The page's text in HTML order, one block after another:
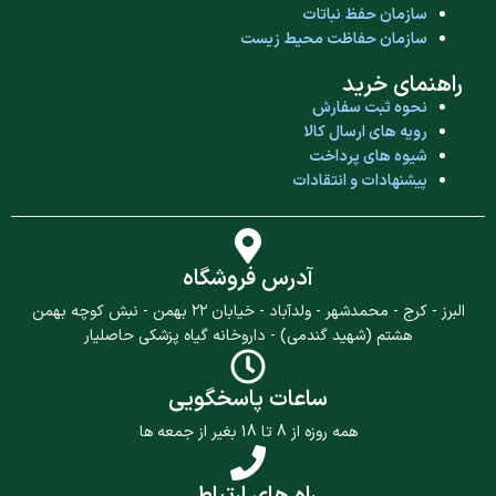
سازمان حفظ نباتات
سازمان حفاظت محیط زیست
راهنمای خرید
نحوه ثبت سفارش
رویه های ارسال کالا
شیوه های پرداخت
پیشنهادات و انتقادات
آدرس فروشگاه
البرز - کرج - محمدشهر - ولدآباد - خیابان ۲۲ بهمن - نبش کوچه بهمن
هشتم (شهید گندمی) - داروخانه گیاه پزشکی حاصلیار
ساعات پاسخگویی
همه روزه از 8 تا 18 بغیر از جمعه ها